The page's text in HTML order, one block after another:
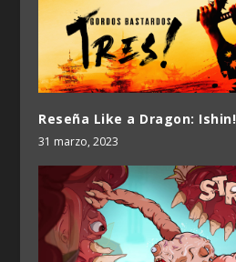
Reseña Like a Dragon: Ishin!
31 marzo, 2023